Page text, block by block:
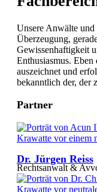
Unsere Anwälte
Überzeugung,
Gewissenhaftigkeit
Enthusiasmus.
auszeichnet und
bekanntlich der, der
Partner
Dr. Jürgen Reiss
Rechtsanwalt &